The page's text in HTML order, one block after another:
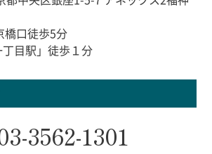
橋口徒歩5分
目駅」徒歩１分
3562-1301